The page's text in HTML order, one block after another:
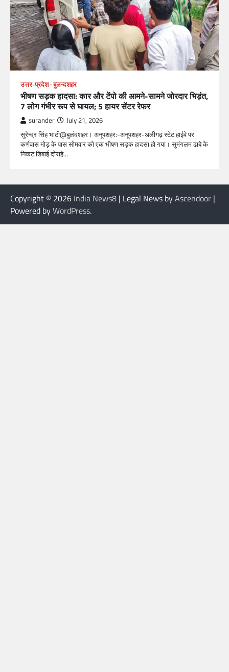
उत्तर-प्रदेश बुलन्दशहर
भीषण सड़क हादसा: कार और टेंपो की आमने-सामने जोरदार भिड़ंत,
7 लोग गंभीर रूप से घायल; 5 हायर सेंटर रेफर​
surander July 21, 2026
सुरेन्द्र सिंह भाटी@बुलंदशहर। अनूपशहर:-अनूपशहर-अलीगढ़ स्टेट हाईवे पर
कर्णवास मोड़ के पास सोमवार को एक भीषण सड़क हादसा हो गया। सुमंगलम ढाबे के
निकट डिबाई दोराहे…
Copyright © 2026 India News8 | Legal News byAscendoor |
Powered byWordPress.